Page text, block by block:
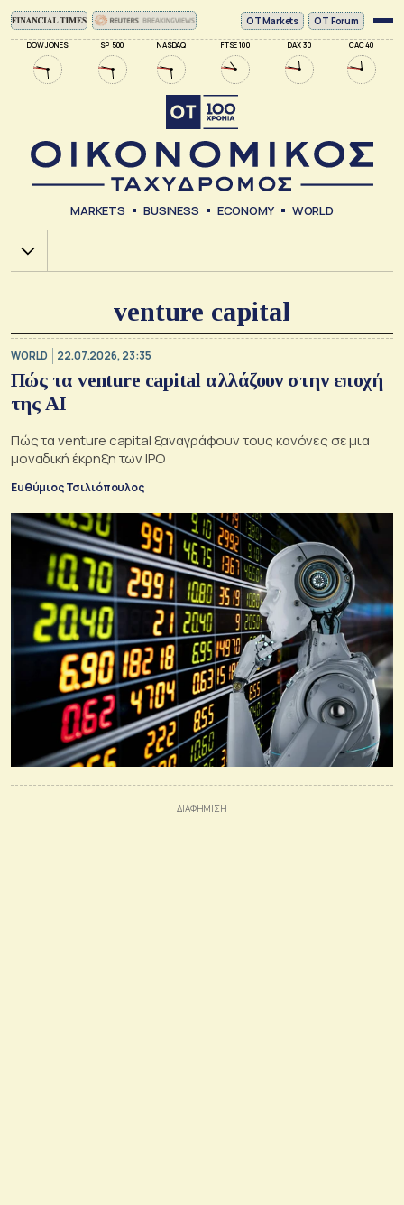
DOW JONES SP 500 NASDAQ FTSE 100 DAX 30 CAC 40
ΟΤ Markets OT Forum
MARKETS BUSINESS ECONOMY WORLD
Χ.Α.
venture capital
WORLD 22.07.2026, 23:35
Πώς τα venture capital αλλάζουν στην εποχή
της ΑΙ
Πώς τα venture capital ξαναγράφουν τους κανόνες σε μια
μοναδική έκρηξη των IPO
Ευθύμιος Τσιλιόπουλος